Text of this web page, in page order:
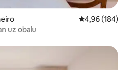
Prosječna
4,96 (184)
uz obalu
s oznakom „Odabrali gosti”